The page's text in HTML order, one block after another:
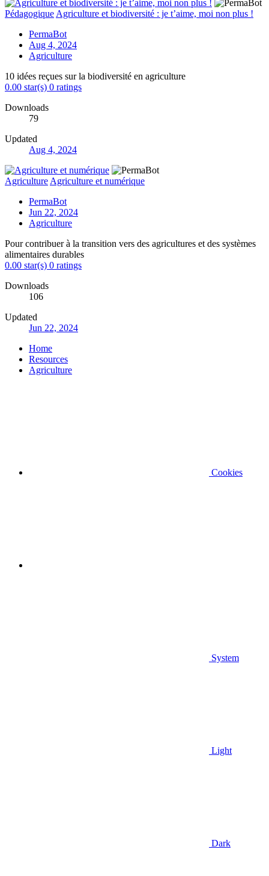
Pédagogique Agriculture et biodiversité : je t’aime, moi non plus !
PermaBot
Aug 4, 2024
Agriculture
10 idées reçues sur la biodiversité en agriculture
0.00 star(s) 0 ratings
Downloads
79
Updated
Aug 4, 2024
Agriculture Agriculture et numérique
PermaBot
Jun 22, 2024
Agriculture
Pour contribuer à la transition vers des agricultures et des systèmes
alimentaires durables
0.00 star(s) 0 ratings
Downloads
106
Updated
Jun 22, 2024
Home
Resources
Agriculture
Cookies
System
Light
Dark